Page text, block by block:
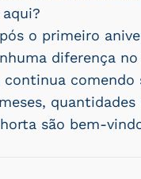
o primeiro
diferença
continua
quantidades
são bem-